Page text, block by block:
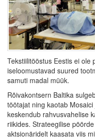
Tekstiilitööstus Eestis ei ole
iseloomustavad suured
samuti madal müük.
Rõivakontsern Baltika
töötajat ning kaotab
keskendub rahvusvahelise
riikides. Strateegilise
aktsionäridelt kaasata viis